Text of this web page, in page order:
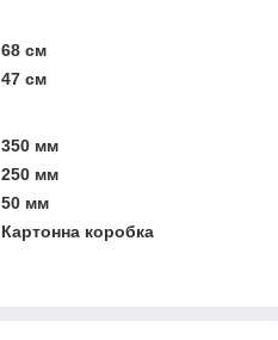
68 см
47 см
350 мм
250 мм
50 мм
Картонна коробка